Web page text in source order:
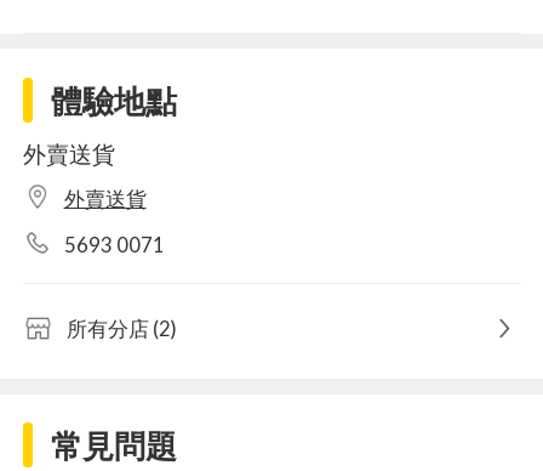
體驗地點
外賣送貨
外賣送貨
5693 0071
所有分店 (2)
常見問題